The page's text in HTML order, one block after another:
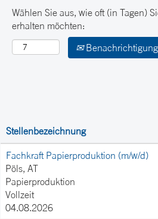
Wählen Sie aus, wie oft (in Tagen)
erhalten möchten:
Stellenbezeichnung
Fachkraft Papierproduktion (m/w/d)
Pöls, AT
Papierproduktion
Vollzeit
04.08.2026